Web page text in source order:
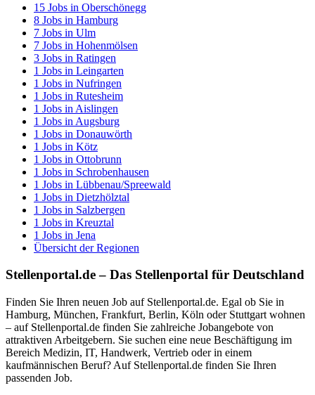
15 Jobs in Oberschönegg
8 Jobs in Hamburg
7 Jobs in Ulm
7 Jobs in Hohenmölsen
3 Jobs in Ratingen
1 Jobs in Leingarten
1 Jobs in Nufringen
1 Jobs in Rutesheim
1 Jobs in Aislingen
1 Jobs in Augsburg
1 Jobs in Donauwörth
1 Jobs in Kötz
1 Jobs in Ottobrunn
1 Jobs in Schrobenhausen
1 Jobs in Lübbenau/Spreewald
1 Jobs in Dietzhölztal
1 Jobs in Salzbergen
1 Jobs in Kreuztal
1 Jobs in Jena
Übersicht der Regionen
Stellenportal.de – Das Stellenportal für Deutschland
Finden Sie Ihren neuen Job auf Stellenportal.de. Egal ob Sie in
Hamburg, München, Frankfurt, Berlin, Köln oder Stuttgart wohnen
– auf Stellenportal.de finden Sie zahlreiche Jobangebote von
attraktiven Arbeitgebern. Sie suchen eine neue Beschäftigung im
Bereich Medizin, IT, Handwerk, Vertrieb oder in einem
kaufmännischen Beruf? Auf Stellenportal.de finden Sie Ihren
passenden Job.